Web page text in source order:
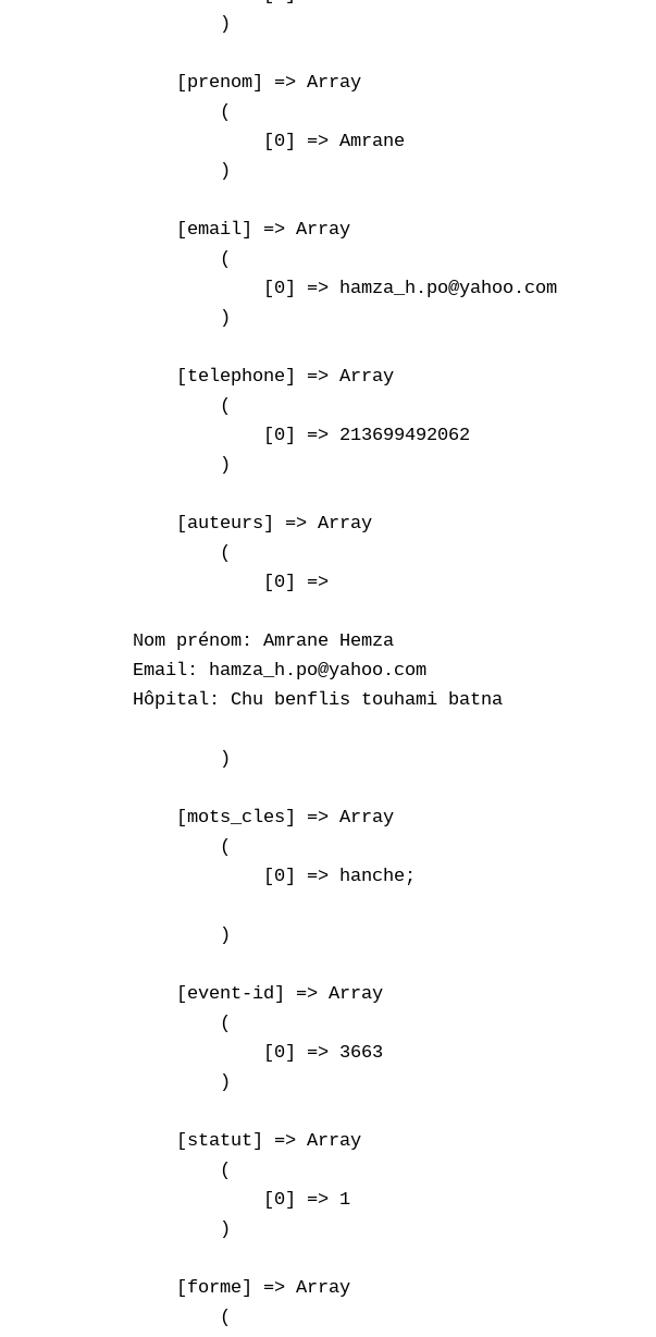
        )
    [prenom] => Array
        (
            [0] => Amrane
        )
    [email] => Array
        (
            [0] => hamza_h.po@yahoo.com
        )
    [telephone] => Array
        (
            [0] => 213699492062
        )
    [auteurs] => Array
        (
            [0] =>
Nom prénom: Amrane Hemza
Email: hamza_h.po@yahoo.com
Hôpital: Chu benflis touhami batna
        )
    [mots_cles] => Array
        (
            [0] => hanche;
        )
    [event-id] => Array
        (
            [0] => 3663
        )
    [statut] => Array
        (
            [0] => 1
        )
    [forme] => Array
        (